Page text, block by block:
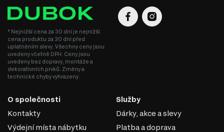
* Nejnižší cena za 30 dní je nejnižší
cena produktu za 30 dní před
uplatněním slevy. Všechny ceny jsou
uvedeny včetně DPH. Ceny jsou
uvedeny bez dopravy, montáže a
dekorativních prvků. Změny a
technické chyby vyhrazeny.
O společnosti
Kontakty
Výdejní místa nábytku
Služby
Dárky, akce a slevy
Platba a doprava